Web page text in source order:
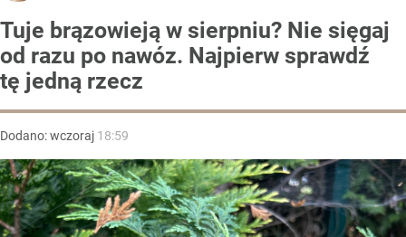
Tuje brązowieją w sierpniu? Nie sięgaj
od razu po nawóz. Najpierw sprawdź
tę jedną rzecz
Dodano:wczoraj 18:59